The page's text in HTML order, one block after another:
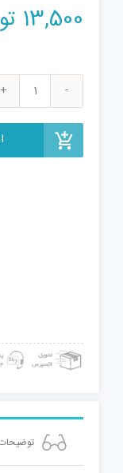
13,500
دوغاب
نانو